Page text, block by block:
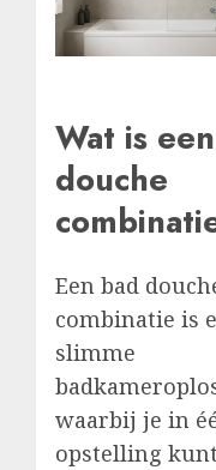
Wat is
douche
Een bad
combinatie is
slimme
waarbij je in
opstelling kunt